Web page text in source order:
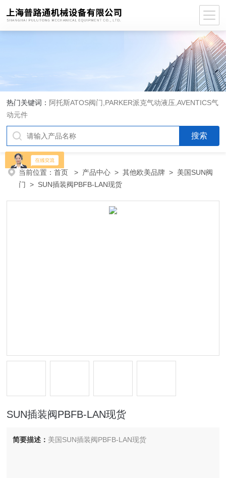
热门关键词： 阿托斯ATOS阀门,PARKER派克气动液压,AVENTICS气
动元件
当前位置：首页 > 产品中心 >其他欧美品牌 > 美国SUN阀
门 > SUN插装阀PBFB-LAN现货
SUN插装阀PBFB-LAN现货
简要描述： 美国SUN插装阀PBFB-LAN现货